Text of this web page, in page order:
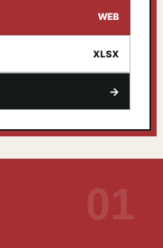
WEB
XLSX
→
01